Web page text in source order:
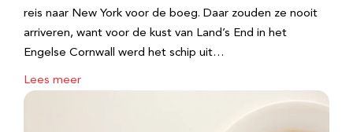
reis naar New York voor de boeg. Daar zouden ze nooit
arriveren, want voor de kust van Land’s End in het
Engelse Cornwall werd het schip uit…
Lees meer